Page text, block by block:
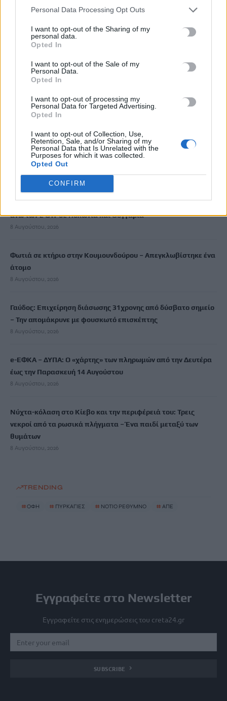
Personal Data Processing Opt Outs
I want to opt-out of the Sharing of my
personal data.
Opted In
I want to opt-out of the Sale of my
Personal Data.
Opted In
I want to opt-out of processing my
Personal Data for Targeted Advertising.
Opted In
I want to opt-out of Collection, Use,
Retention, Sale, and/or Sharing of my
Personal Data that Is Unrelated with the
Purposes for which it was collected.
Opted Out
CONFIRM
8 Αυγούστου, 2026
της συνάντησης με τον Κωνσταντίνο Κεφαλογιάννη
8 Αυγούστου, 2026
ΟΦΗ: Παρουσίασε τη γουρλίδικη πορτοκαλί φανέλα του
«Δίνουμε μάχη να επανέλθουμε στην κανονικότητα»: Η
επόμενη μέρα μετά τις πυρκαγιές στο νότιο Ρέθυμνο
8 Αυγούστου, 2026
Όμιλος ΔΕΗ: Νέα συμφωνία για χαρτοφυλάκιο έργων ΑΠΕ
άνω των 2 GW σε Πολωνία και Ουγγαρία
8 Αυγούστου, 2026
Φωτιά σε κτήριο στην Κουμουνδούρου – Απεγκλωβίστηκε ένα
άτομο
8 Αυγούστου, 2026
Γαύδος: Επιχείρηση διάσωσης 31χρονης από δύσβατο σημείο
– Την απομάκρυνε με φουσκωτό επισκέπτης
8 Αυγούστου, 2026
e-ΕΦΚΑ – ΔΥΠΑ: Ο «χάρτης» των πληρωμών από την Δευτέρα
έως την Παρασκευή 14 Αυγούστου
8 Αυγούστου, 2026
Νύχτα-κόλαση στο Κίεβο και την περιφέρειά του: Τρεις
νεκροί από τα ρωσικά πλήγματα – Ένα παιδί μεταξύ των
θυμάτων
8 Αυγούστου, 2026
TRENDING
#ΟΦΗ # ΠΥΡΚΑΓΙΕΣ # ΝΟΤΙΟ ΡΕΘΥΜΝΟ # ΑΠΕ
Εγγραφείτε στο Newsletter
Εγγραφείτε στις ενημερώσεις του creta24.gr
SUBSCRIBE